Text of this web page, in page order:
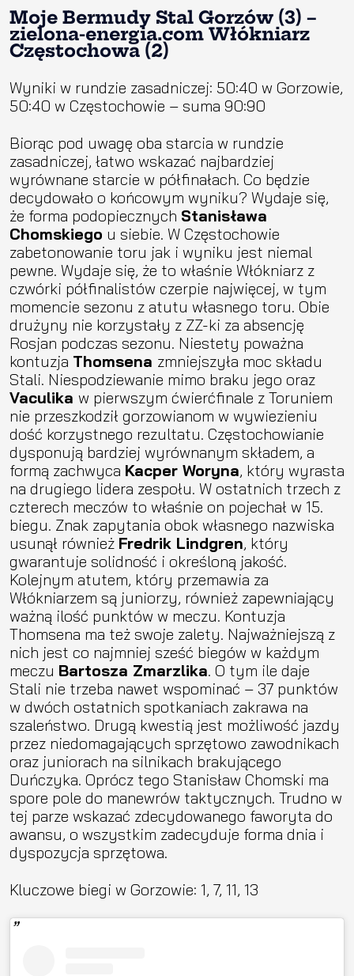
Moje Bermudy Stal Gorzów (3) –
zielona-energia.com Włókniarz
Częstochowa (2)
Wyniki w rundzie zasadniczej: 50:40 w Gorzowie,
50:40 w Częstochowie – suma 90:90
Biorąc pod uwagę oba starcia w rundzie
zasadniczej, łatwo wskazać najbardziej
wyrównane starcie w półfinałach. Co będzie
decydowało o końcowym wyniku? Wydaje się,
że forma podopiecznych Stanisława
Chomskiego u siebie. W Częstochowie
zabetonowanie toru jak i wyniku jest niemal
pewne. Wydaje się, że to właśnie Włókniarz z
czwórki półfinalistów czerpie najwięcej, w tym
momencie sezonu z atutu własnego toru. Obie
drużyny nie korzystały z ZZ-ki za absencję
Rosjan podczas sezonu. Niestety poważna
kontuzja Thomsena zmniejszyła moc składu
Stali. Niespodziewanie mimo braku jego oraz
Vaculika w pierwszym ćwierćfinale z Toruniem
nie przeszkodził gorzowianom w wywiezieniu
dość korzystnego rezultatu. Częstochowianie
dysponują bardziej wyrównanym składem, a
formą zachwyca Kacper Woryna, który wyrasta
na drugiego lidera zespołu. W ostatnich trzech z
czterech meczów to właśnie on pojechał w 15.
biegu. Znak zapytania obok własnego nazwiska
usunął również Fredrik Lindgren, który
gwarantuje solidność i określoną jakość.
Kolejnym atutem, który przemawia za
Włókniarzem są juniorzy, również zapewniający
ważną ilość punktów w meczu. Kontuzja
Thomsena ma też swoje zalety. Najważniejszą z
nich jest co najmniej sześć biegów w każdym
meczu Bartosza Zmarzlika. O tym ile daje
Stali nie trzeba nawet wspominać – 37 punktów
w dwóch ostatnich spotkaniach zakrawa na
szaleństwo. Drugą kwestią jest możliwość jazdy
przez niedomagających sprzętowo zawodnikach
oraz juniorach na silnikach brakującego
Duńczyka. Oprócz tego Stanisław Chomski ma
spore pole do manewrów taktycznych. Trudno w
tej parze wskazać zdecydowanego faworyta do
awansu, o wszystkim zadecyduje forma dnia i
dyspozycja sprzętowa.
Kluczowe biegi w Gorzowie: 1, 7, 11, 13